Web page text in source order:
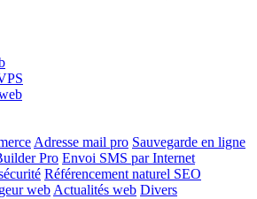
Adresse mail pro Sauvegarde en ligne
Pro Envoi SMS par Internet
Référencement naturel SEO
web Actualités web Divers